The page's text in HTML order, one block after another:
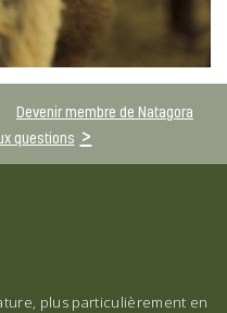
Devenir membre de Natagora
questions
plus particulièrement en